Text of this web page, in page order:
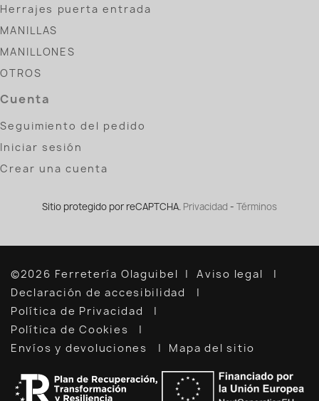
Herrajes puerta entrada
MANILLAS
MANILLONES
OTROS
Cuenta
Seguimiento del pedido
Iniciar sesión
Crear una cuenta
Sitio protegido por reCAPTCHA. Privacidad - Términos
©2026 Ferretería Olaguibel
Aviso legal
Declaración de accesibilidad
Política de Privacidad
Política de Cookies
Envíos y devoluciones
Mapa del sitio